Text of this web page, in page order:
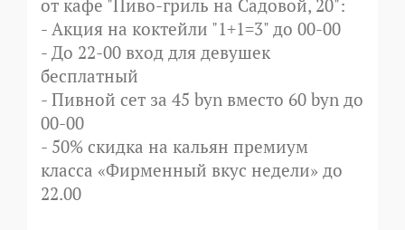
от кафе "Пиво-гриль на Садовой, 20":
- Акция на коктейли "1+1=3" до 00-00
- До 22-00 вход для девушек
бесплатный
- Пивной сет за 45 byn вместо 60 byn до
00-00
- 50% cкидка на кальян премиум
класса «Фирменный вкус недели» до
22.00